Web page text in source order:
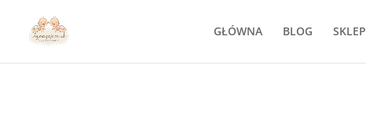
GŁÓWNA BLOG SKLEP